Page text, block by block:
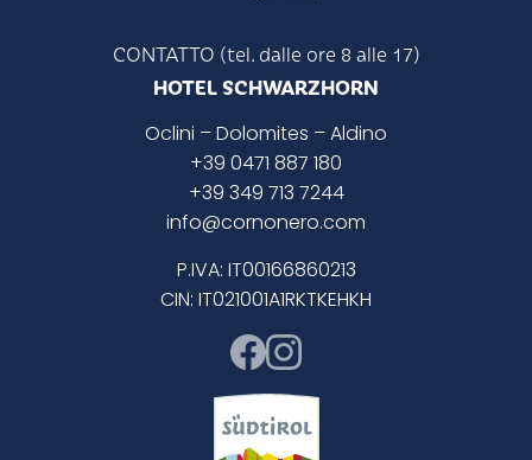
CONTATTO (tel. dalle ore 8 alle 17)
HOTEL SCHWARZHORN
Oclini – Dolomites – Aldino
+39 0471 887 180
+39 349 713 7244
info@cornonero.com
P.IVA: IT00166860213
CIN: IT021001A1RKTKEHKH